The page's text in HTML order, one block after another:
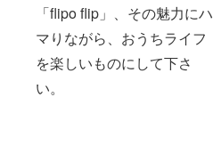
「flipo flip」、その魅力にハ
マりながら、おうちライフ
を楽しいものにして下さ
い。